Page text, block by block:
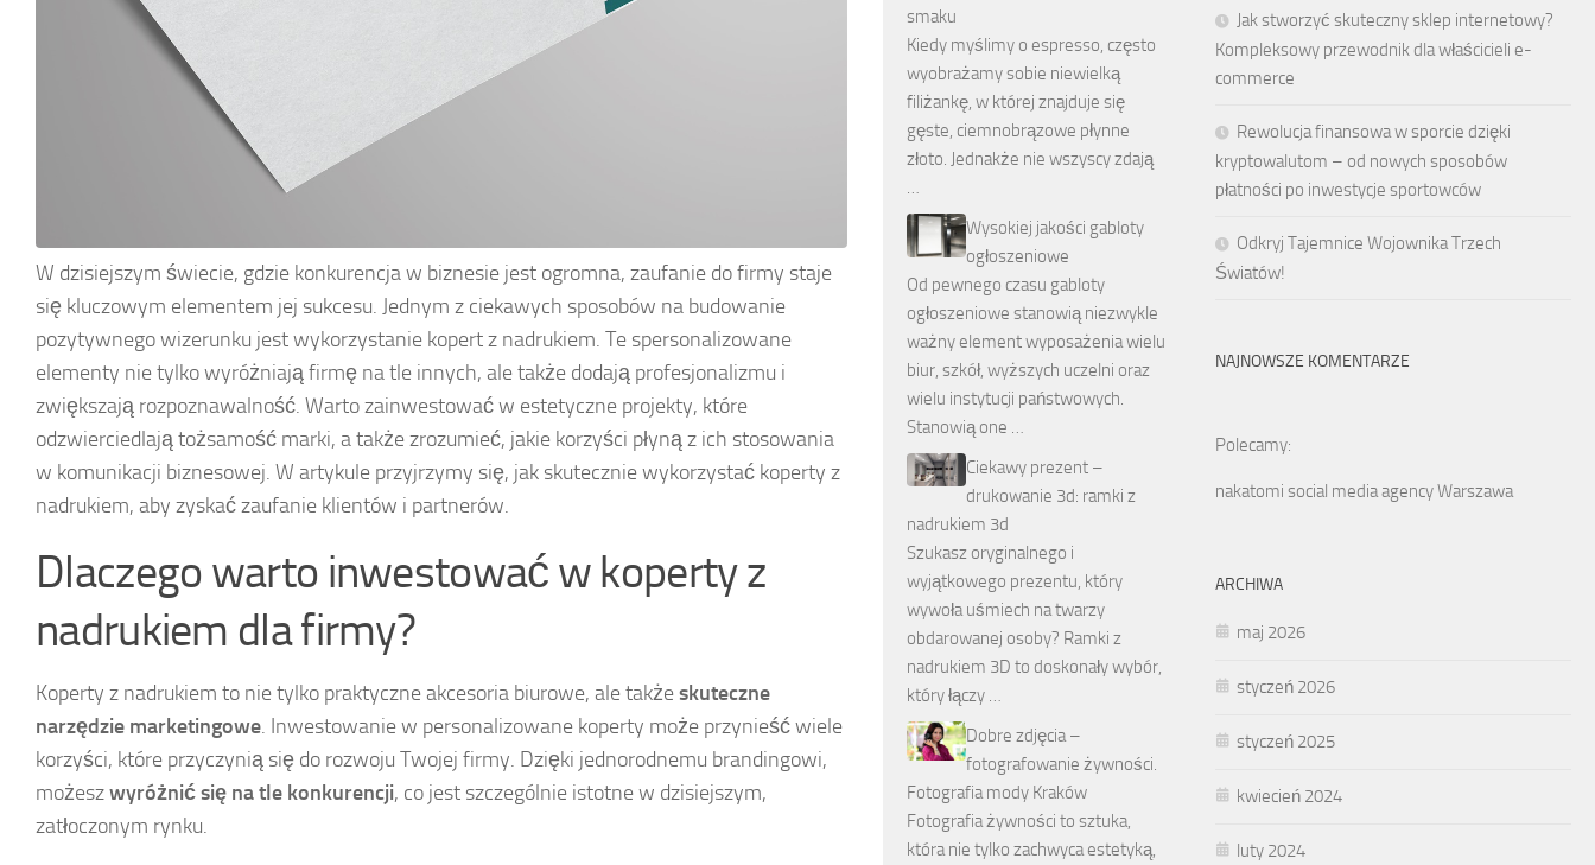
W dzisiejszym świecie, gdzie konkurencja w biznesie jest ogromna, zaufanie do firmy staje
się kluczowym elementem jej sukcesu. Jednym z ciekawych sposobów na budowanie
pozytywnego wizerunku jest wykorzystanie kopert z nadrukiem. Te spersonalizowane
elementy nie tylko wyróżniają firmę na tle innych, ale także dodają profesjonalizmu i
zwiększają rozpoznawalność. Warto zainwestować w estetyczne projekty, które
odzwierciedlają tożsamość marki, a także zrozumieć, jakie korzyści płyną z ich stosowania
w komunikacji biznesowej. W artykule przyjrzymy się, jak skutecznie wykorzystać koperty z
nadrukiem, aby zyskać zaufanie klientów i partnerów.
Dlaczego warto inwestować w koperty z
nadrukiem dla firmy?
Koperty z nadrukiem to nie tylko praktyczne akcesoria biurowe, ale takżeskuteczne
narzędzie marketingowe. Inwestowanie w personalizowane koperty może przynieść wiele
korzyści, które przyczynią się do rozwoju Twojej firmy. Dzięki jednorodnemu brandingowi,
możeszwyróżnić się na tle konkurencji, co jest szczególnie istotne w dzisiejszym,
zatłoczonym rynku.
Jak stworzyć skuteczny sklep internetowy?
Kompleksowy przewodnik dla właścicieli e-
commerce
Rewolucja finansowa w sporcie dzięki
kryptowalutom – od nowych sposobów
płatności po inwestycje sportowców
Odkryj Tajemnice Wojownika Trzech
Światów!
NAJNOWSZE KOMENTARZE
Polecamy:
nakatomi social media agency Warszawa
ARCHIWA
maj 2026
styczeń 2026
styczeń 2025
kwiecień 2024
luty 2024
smaku
Kiedy myślimy o espresso, często
wyobrażamy sobie niewielką
filiżankę, w której znajduje się
gęste, ciemnobrązowe płynne
złoto. Jednakże nie wszyscy zdają
…
Wysokiej jakości gabloty
ogłoszeniowe
Od pewnego czasu gabloty
ogłoszeniowe stanowią niezwykle
ważny element wyposażenia wielu
biur, szkół, wyższych uczelni oraz
wielu instytucji państwowych.
Stanowią one …
Ciekawy prezent –
drukowanie 3d: ramki z
nadrukiem 3d
Szukasz oryginalnego i
wyjątkowego prezentu, który
wywoła uśmiech na twarzy
obdarowanej osoby? Ramki z
nadrukiem 3D to doskonały wybór,
który łączy …
Dobre zdjęcia –
fotografowanie żywności.
Fotografia mody Kraków
Fotografia żywności to sztuka,
która nie tylko zachwyca estetyką,